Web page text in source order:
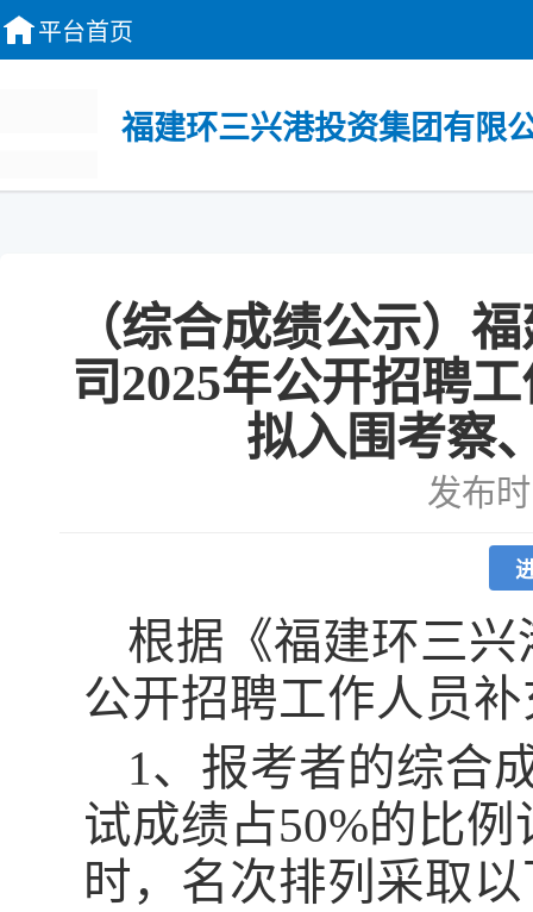
平台首页
福建环三兴港投资集团有限
（综合成绩公示）
司2025年公开招聘
拟入围考察
发布
根据《福建环三
公开招聘工作人员
1、 报考者的综合
试成绩占50%的比
时，名次排列采取